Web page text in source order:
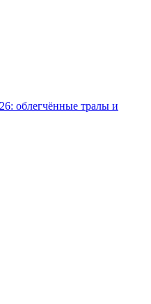
облегчённые тралы и